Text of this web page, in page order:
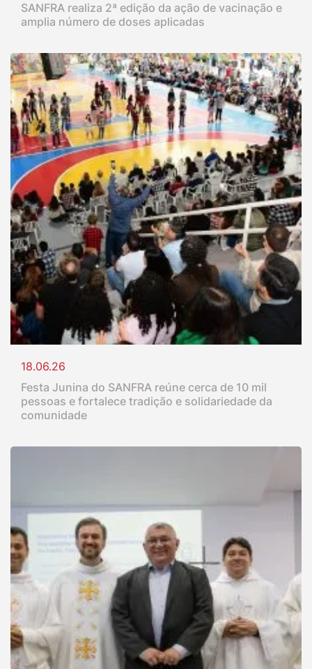
SANFRA realiza 2ª edição da ação de vacinação e
amplia número de doses aplicadas
18.06.26
Festa Junina do SANFRA reúne cerca de 10 mil
pessoas e fortalece tradição e solidariedade da
comunidade